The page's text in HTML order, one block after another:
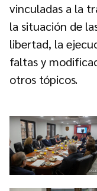
vinculadas a la
la situación de
libertad, la
faltas y
otros tópicos.